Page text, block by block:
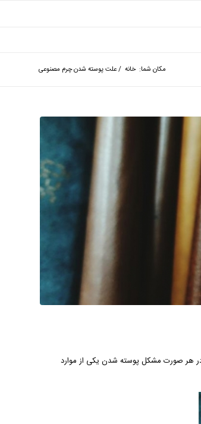
مکان شما: خانه /علت پوسته شدن چرم مصنوعی
هر صورت مشکل پوسته شدن یکی از موارد